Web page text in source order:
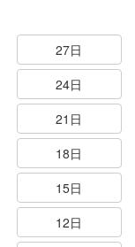
27日
24日
21日
18日
15日
12日